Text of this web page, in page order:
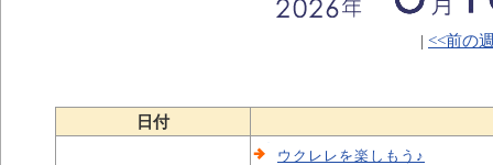
| <<前の
日付
ウクレレを楽しもう♪